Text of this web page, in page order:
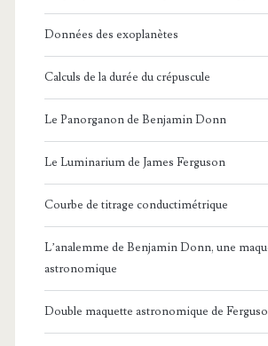
Données des exoplanètes
Calculs de la durée du crépuscule
Le Panorganon de Benjamin Donn
Le Luminarium de James Ferguson
Courbe de titrage conductimétrique
L’analemme de Benjamin Donn, une
astronomique
Double maquette astronomique de